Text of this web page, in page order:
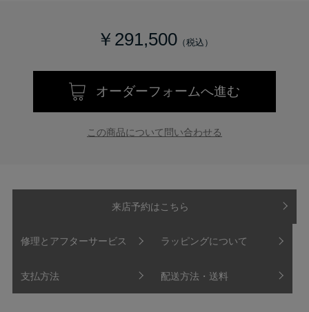
￥291,500
オーダーフォームへ進む
この商品について問い合わせる
来店予約はこちら
修理とアフターサービス ラッピングについて
支払方法 配送方法・送料